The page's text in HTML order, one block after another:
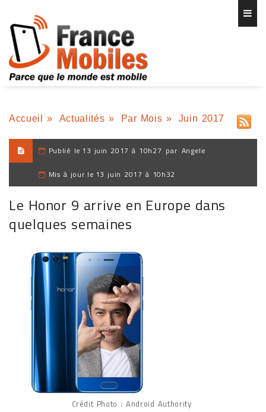
Accueil » Actualités » Par Mois » Juin 2017
Publié le 13 juin 2017 à 10h27 par Angele
Mis à jour le 13 juin 2017 à 10h32
Le Honor 9 arrive en Europe dans
quelques semaines
Crédit Photo : Android Authority